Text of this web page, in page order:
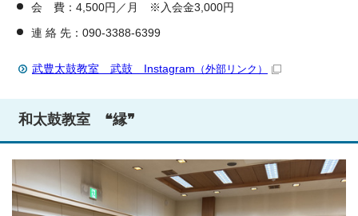
会 費：4,500円／月 ※入会金3,000円
連 絡 先：090-3388-6399
武豊太鼓教室 武鼓 Instagram （外部リンク）
和太鼓教室 ❝縁❞